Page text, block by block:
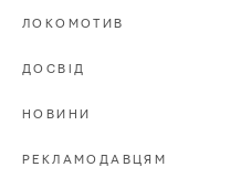
ЛОКОМОТИВ
ДОСВІД
НОВИНИ
РЕКЛАМОДАВЦЯМ